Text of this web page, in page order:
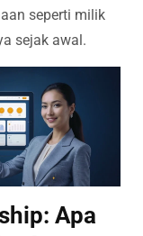
seperti milik
sejak awal.
Apa